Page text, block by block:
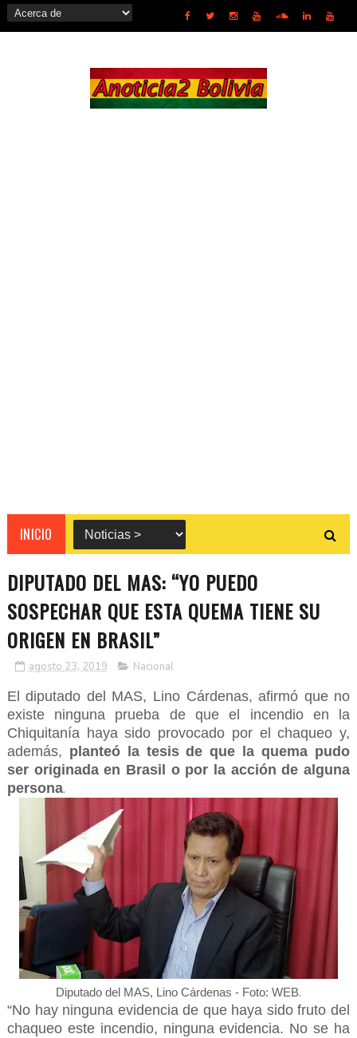
INICIO
DIPUTADO DEL MAS: “YO PUEDO
SOSPECHAR QUE ESTA QUEMA TIENE SU
ORIGEN EN BRASIL”
agosto 23, 2019 Nacional
El diputado del MAS, Lino Cárdenas, afirmó que no
existe ninguna prueba de que el incendio en la
Chiquitanía haya sido provocado por el chaqueo y,
además, planteó la tesis de que la quema pudo
ser originada en Brasil o por la acción de alguna
persona.
Diputado del MAS, Lino Cárdenas - Foto: WEB.
“No hay ninguna evidencia de que haya sido fruto del
chaqueo este incendio, ninguna evidencia. No se ha